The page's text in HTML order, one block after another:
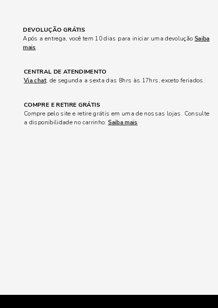
DEVOLUÇÃO GRÁTIS
Após a entrega, você tem 10 dias para iniciar uma devolução Saiba
mais
CENTRAL DE ATENDIMENTO
Via chat, de segunda a sexta das 8hrs às 17hrs, exceto feriados.
COMPRE E RETIRE GRÁTIS
Compre pelo site e retire grátis em uma de nossas lojas. Consulte
a disponibilidade no carrinho.Saiba mais